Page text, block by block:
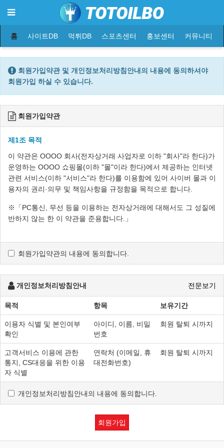
홈 사이트DB 먹튀DB 스포츠센터 홍보센터 커뮤니티
회원가입약관 및 개인정보처리방침안내의 내용에 동의하셔야
회원가입 하실 수 있습니다.
회원가입약관
제1조 목적
이 약관은 OOOO 회사(전자상거래 사업자로 이하 "회사"라 한다)가
운영하는 OOOO 쇼핑몰(이하 "몰"이라 한다)에서 제공하는 인터넷
관련 서비스(이하 "서비스"라 한다)를 이용함에 있어 사이버 몰과 이
용자의 권리·의무 및 책임사항을 규정함을 목적으로 합니다.
※「PC통신, 무선 등을 이용하는 전자상거래에 대해서도 그 성질에
반하지 않는 한 이 약관을 준용합니다.」
제2조 정의
이용하여 재화 등을 거래할 수 있도록 설정한 가상의
의미로도 사용합니다.
"이용자"란 "몰"에 접속하여 이 약관에 따라 "몰"이 제공하는
서비스를 받는 회원 및 비회원을 말합니다.
'회원'이라 함은 “몰”에 회원등록을 한 자로서, 계속적으로
"몰"이 제공하는 서비스를 이용할 수 있는 자를 말합니다.
'비회원'이라 함은 회원에 가입하지 않고 "몰"이 제공하는
제3조 약관 등의 명시와 설명 및 개정
주소(소비자의 불만을 처리할 수 있는 곳의 주소를 포함),
회원가입약관의 내용에 동의합니다.
전문보기
개인정보처리방침안내
목적 항목 보유기간
이용자 식별 및 본인여부
확인
아이디, 이름, 비밀
번호
회원 탈퇴 시까지
고객서비스 이용에 관한
통지, CS대응을 위한 이용
자 식별
연락처 (이메일, 휴
대전화번호)
회원 탈퇴 시까지
개인정보처리방침안내의 내용에 동의합니다.
회원가입